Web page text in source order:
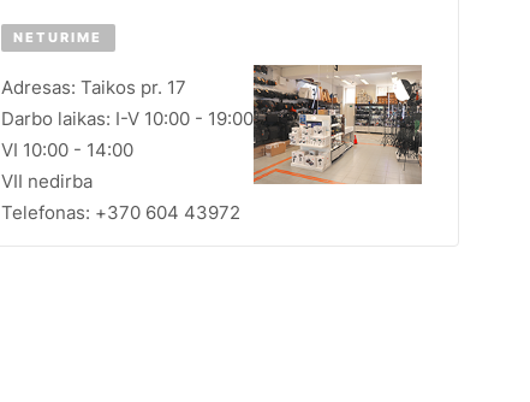
NETURIME
Adresas: Taikos pr. 17
Darbo laikas: I-V 10:00 - 19:00
VI 10:00 - 14:00
VII nedirba
Telefonas: +370 604 43972